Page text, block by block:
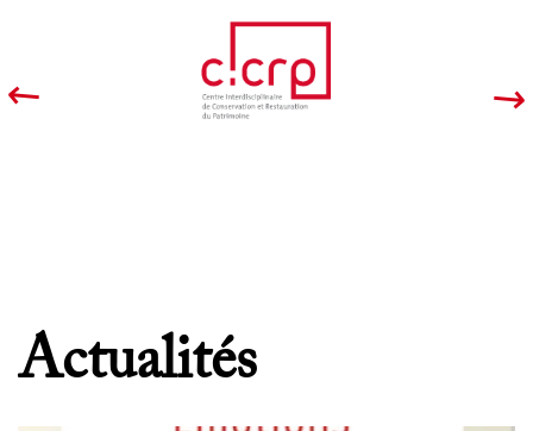
Actualités